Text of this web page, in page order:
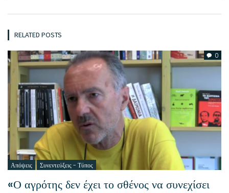
RELATED POSTS
0
Απόψεις Συνεντεύξεις - Τύπος
«Ο αγρότης δεν έχει το σθένος να συνεχίσει